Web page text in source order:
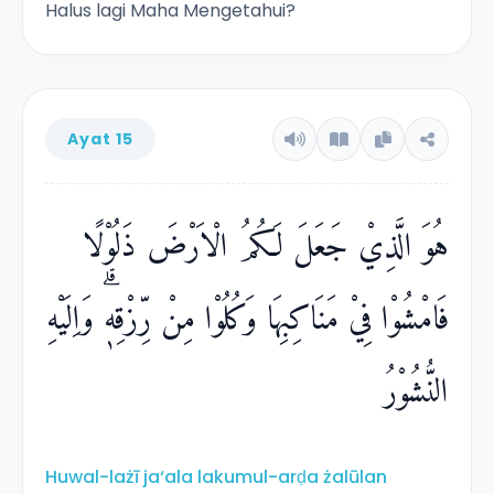
Halus lagi Maha Mengetahui?
Ayat 15
هُوَ الَّذِيْ جَعَلَ لَكُمُ الْاَرْضَ ذَلُوْلًا
فَامْشُوْا فِيْ مَنَاكِبِهَا وَكُلُوْا مِنْ رِّزْقِهٖۗ وَاِلَيْهِ
النُّشُوْرُ
Huwal-lażī ja‘ala lakumul-arḍa żalūlan